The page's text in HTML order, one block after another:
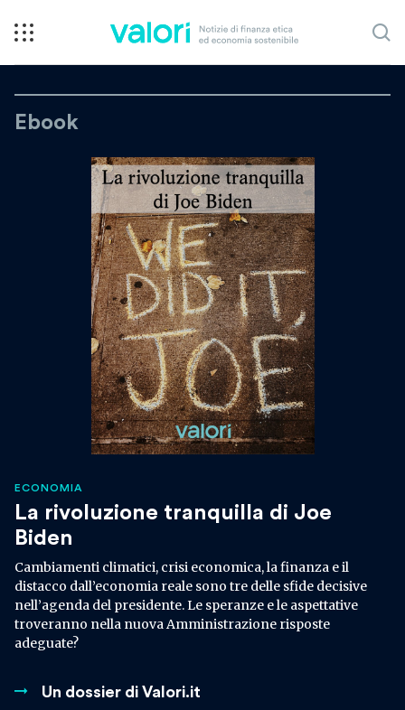
Ebook
ECONOMIA
La rivoluzione tranquilla di Joe
Biden
Cambiamenti climatici, crisi economica, la finanza e il
distacco dall’economia reale sono tre delle sfide decisive
nell’agenda del presidente. Le speranze e le aspettative
troveranno nella nuova Amministrazione risposte
adeguate?
Un dossier di Valori.it